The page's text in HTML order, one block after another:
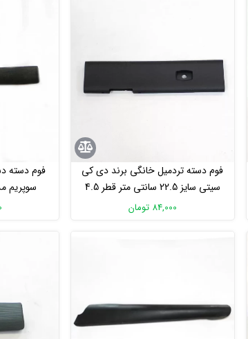
فوم دسته تردمیل خانگی برند دی کی
سیتی سایز 22.5 سانتی متر قطر 4.5
سانت84,000 تومان
فوم دسته